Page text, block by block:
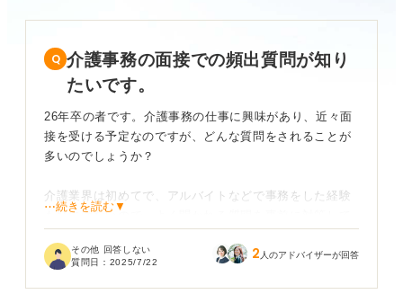
介護事務の面接での頻出質問が知り
たいです。
26年卒の者です。介護事務の仕事に興味があり、近々面
接を受ける予定なのですが、どんな質問をされることが
多いのでしょうか？
介護業界は初めてで、アルバイトなどで事務をした経験
も特にはないので、よく聞かれる質問を事前に対策して
教えていただけると助かります。
⋯続きを読む▼
その他 回答しない
質問日： 2025/7/22 2 人のアドバイザーが回答